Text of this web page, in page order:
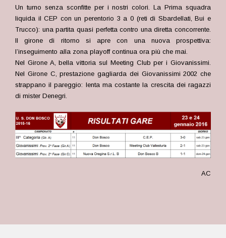
Un turno senza sconfitte per i nostri colori. La Prima squadra
liquida il CEP con un perentorio 3 a 0 (reti di Sbardellati, Bui e
Trucco): una partita quasi perfetta contro una diretta concorrente.
Il girone di ritorno si apre con una nuova prospettiva:
l’inseguimento alla zona playoff continua ora più che mai.
Nel Girone A, bella vittoria sul Meeting Club per i Giovanissimi.
Nel Girone C, prestazione gagliarda dei Giovanissimi 2002 che
strappano il pareggio: lenta ma costante la crescita dei ragazzi
di mister Denegri.
AC